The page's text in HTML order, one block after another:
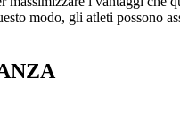
modo, gli atleti possono